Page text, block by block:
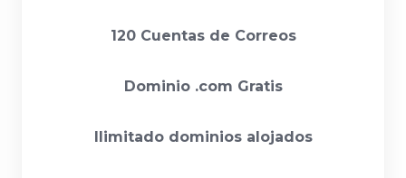
120 Cuentas de Correos
Dominio .com Gratis
Ilimitado dominios alojados